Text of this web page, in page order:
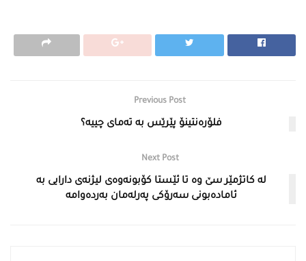
Previous Post
فلۆره‌نتینۆ پێرێس به‌ ته‌ماى چییه‌؟
Next Post
لە کاتژمێر سێ وە تا ئێستا کۆبونەوەی لیژنەی دارایی بە
ئامادەبونی سەرۆکی پەرلەمان بەردەوامە